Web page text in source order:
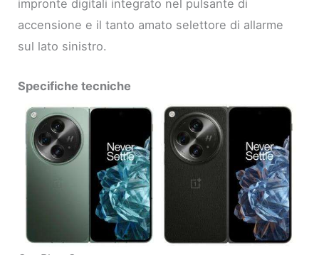
impronte digitali integrato nel pulsante di
accensione e il tanto amato selettore di allarme
sul lato sinistro.
Specifiche tecniche